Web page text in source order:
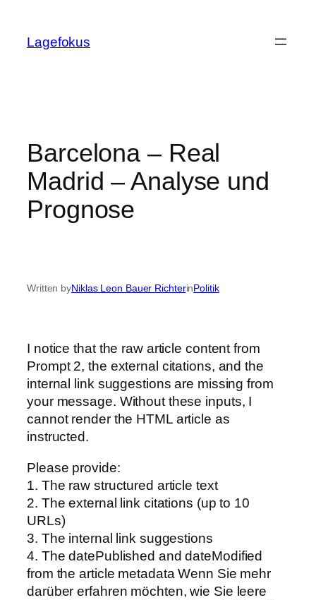
content
Lagefokus
Barcelona – Real
Madrid – Analyse und
Prognose
Written byNiklas Leon Bauer RichterinPolitik
I notice that the raw article content from
Prompt 2, the external citations, and the
internal link suggestions are missing from
your message. Without these inputs, I
cannot render the HTML article as
instructed.
Please provide:
1. The raw structured article text
2. The external link citations (up to 10
URLs)
3. The internal link suggestions
4. The datePublished and dateModified
from the article metadata Wenn Sie mehr
darüber erfahren möchten, wie Sie leere